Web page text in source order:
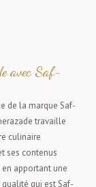
avec Saf-
de la marque Saf-
travaille
culinaire
ses contenus
apportant une
qui est Saf-